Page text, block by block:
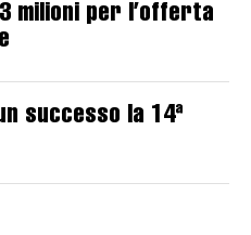
milioni per l’offerta
successo la 14ª